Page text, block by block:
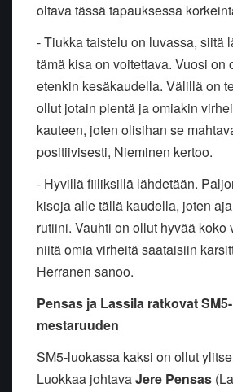
oltava tässä tapauksessa
- Tiukka taistelu on luvassa, siitä
tämä kisa on voitettava. Vuosi on
etenkin kesäkaudella. Välillä on
ollut jotain pientä ja omiakin
kauteen, joten olisihan se
positiivisesti, Nieminen kertoo.
- Hyvillä fiiliksillä lähdetään.
kisoja alle tällä kaudella, joten
rutiini. Vauhti on ollut hyvää koko
niitä omia virheitä saataisiin
Herranen sanoo.
Pensas ja Lassila ratkovat
mestaruuden
SM5-luokassa kaksi on ollut
Luokkaa johtavaJere Pensas